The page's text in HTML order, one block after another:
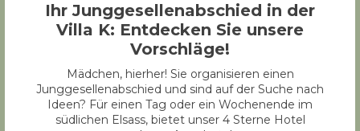
Ihr Junggesellenabschied in der
Villa K: Entdecken Sie unsere
Vorschläge!
Mädchen, hierher! Sie organisieren einen
Junggesellenabschied und sind auf der Suche nach
Ideen? Für einen Tag oder ein Wochenende im
südlichen Elsass, bietet unser 4 Sterne Hotel